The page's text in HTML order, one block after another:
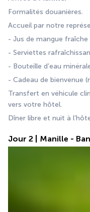
Formalités douanières.
Accueil par notre
- Jus de mangue fraîche
- Serviettes
- Bouteille d’eau
- Cadeau de bienvenue
Transfert en véhicule
vers votre hôtel.
Dîner libre et nuit à
Jour 2 | Manille -